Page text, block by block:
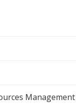
Management